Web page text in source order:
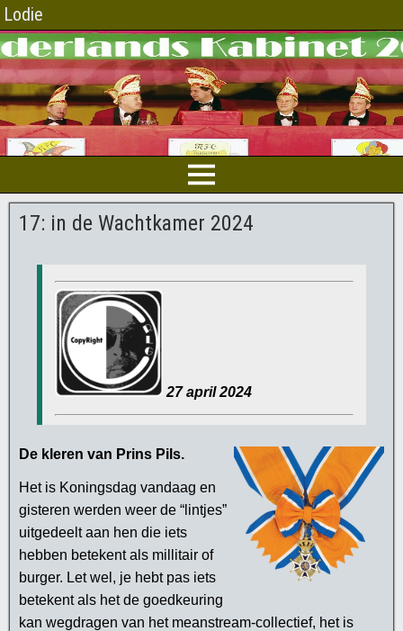
Lodie
17: in de Wachtkamer 2024
27april 2024
De kleren van Prins Pils.
Het is Koningsdag vandaag en
gisteren werden weer de “lintjes”
uitgedeelt aan hen die iets
hebben betekent als millitair of
burger. Let wel, je hebt pas iets
betekent als het de goedkeuring
kan wegdragen van het meanstream-collectief, het is